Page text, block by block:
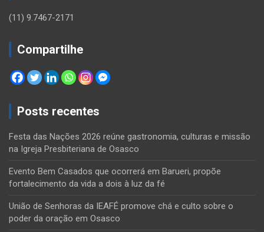
(11) 9.7467-2171
Compartilhe
Posts recentes
Festa das Nações 2026 reúne gastronomia, culturas e missão
na Igreja Presbiteriana de Osasco
Evento Bem Casados que ocorrerá em Barueri, propõe
fortalecimento da vida a dois à luz da fé
União de Senhoras da IEAFÉ promove chá e culto sobre o
poder da oração em Osasco